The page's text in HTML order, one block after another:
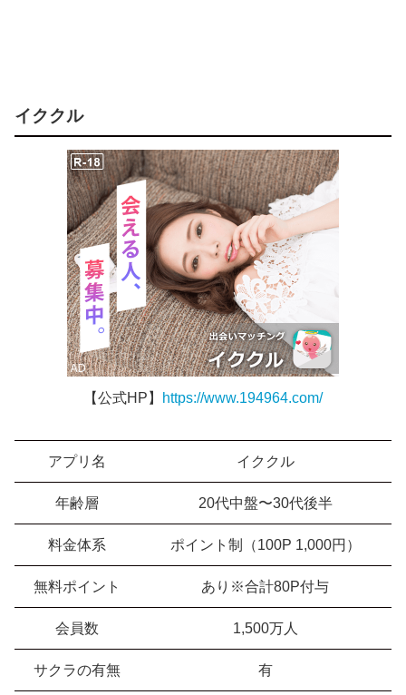
イククル
【公式HP】 https://www.194964.com/
アプリ名 イククル
年齢層 20代中盤〜30代後半
料金体系 ポイント制（100P 1,000円）
無料ポイント あり※合計80P付与
会員数 1,500万人
サクラの有無 有